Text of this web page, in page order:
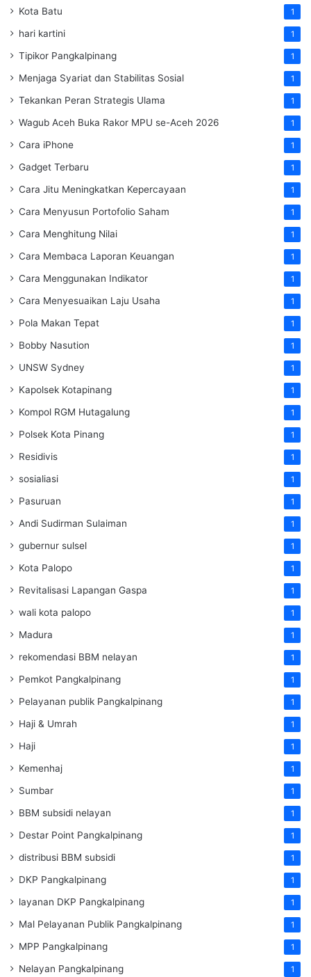
Kota Batu 1
hari kartini 1
Tipikor Pangkalpinang 1
Menjaga Syariat dan Stabilitas Sosial 1
Tekankan Peran Strategis Ulama 1
Wagub Aceh Buka Rakor MPU se-Aceh 2026 1
Cara iPhone 1
Gadget Terbaru 1
Cara Jitu Meningkatkan Kepercayaan 1
Cara Menyusun Portofolio Saham 1
Cara Menghitung Nilai 1
Cara Membaca Laporan Keuangan 1
Cara Menggunakan Indikator 1
Cara Menyesuaikan Laju Usaha 1
Pola Makan Tepat 1
Bobby Nasution 1
UNSW Sydney 1
Kapolsek Kotapinang 1
Kompol RGM Hutagalung 1
Polsek Kota Pinang 1
Residivis 1
sosialiasi 1
Pasuruan 1
Andi Sudirman Sulaiman 1
gubernur sulsel 1
Kota Palopo 1
Revitalisasi Lapangan Gaspa 1
wali kota palopo 1
Madura 1
rekomendasi BBM nelayan 1
Pemkot Pangkalpinang 1
Pelayanan publik Pangkalpinang 1
Haji & Umrah 1
Haji 1
Kemenhaj 1
Sumbar 1
BBM subsidi nelayan 1
Destar Point Pangkalpinang 1
distribusi BBM subsidi 1
DKP Pangkalpinang 1
layanan DKP Pangkalpinang 1
Mal Pelayanan Publik Pangkalpinang 1
MPP Pangkalpinang 1
Nelayan Pangkalpinang 1